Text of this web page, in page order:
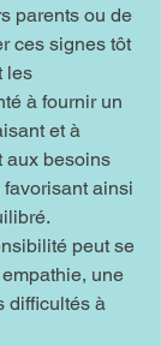
parents ou de
ces signes tôt
les
à fournir un
et à
aux besoins
ainsi
peut se
une
difficultés à